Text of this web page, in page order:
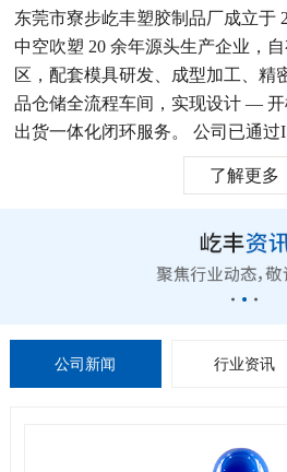
东莞市寮步屹丰塑胶制品厂成立于
中空吹塑 20 余年源头生产企业，
区，配套模具研发、成型加工、精
品仓储全流程车间，实现设计 —
出货一体化闭环服务。 公司已通过
了解更多
公司新闻 行业资讯